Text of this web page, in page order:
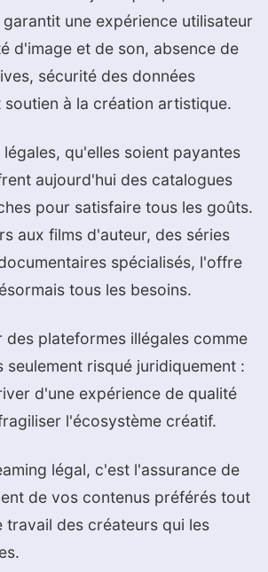
une expérience utilisateur
d'image et de son, absence de
sécurité des données
soutien à la création artistique.
qu'elles soient payantes
aujourd'hui des catalogues
pour satisfaire tous les goûts.
aux films d'auteur, des séries
spécialisés, l'offre
tous les besoins.
des plateformes illégales comme
seulement risqué juridiquement :
d'une expérience de qualité
l'écosystème créatif.
légal, c'est l'assurance de
de vos contenus préférés tout
travail des créateurs qui les